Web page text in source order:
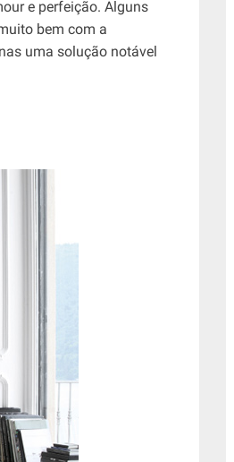
e perfeição. Alguns
bem com a
uma solução notável